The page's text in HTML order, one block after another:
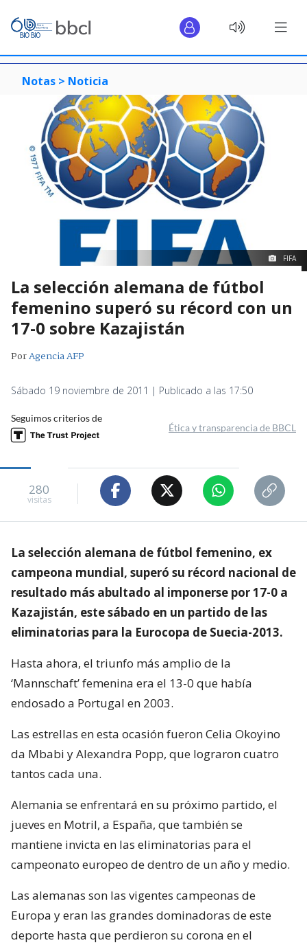
Notas > Noticia
FIFA
La selección alemana de fútbol
femenino superó su récord con un
17-0 sobre Kazajistán
PorAgencia AFP
Sábado 19 noviembre de 2011 | Publicado a las 17:50
Seguimos criterios de
Ética y transparencia de BBCL
280
visitas
La selección alemana de fútbol femenino, ex
campeona mundial, superó su récord nacional de
resultado más abultado al imponerse por 17-0 a
Kazajistán, este sábado en un partido de las
eliminatorias para la Eurocopa de Suecia-2013.
Hasta ahora, el triunfo más amplio de la
‘Mannschaft’ femenina era el 13-0 que había
endosado a Portugal en 2003.
Las estrellas en esta ocasión fueron Celia Okoyino
da Mbabi y Alexandra Popp, que lograron cuatro
tantos cada una.
Alemania se enfrentará en su próximo partido, el
jueves en Motril, a España, que también se
mantiene invicta en las eliminatorias para el
campeonato europeo de dentro de un año y medio.
Las alemanas son las vigentes campeonas de
Europa y eran las grandes dominadoras de este
deporte hasta que perdieron su corona en el